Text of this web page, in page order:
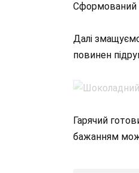
Сформований
Далі
повинен
Гарячий
бажанням